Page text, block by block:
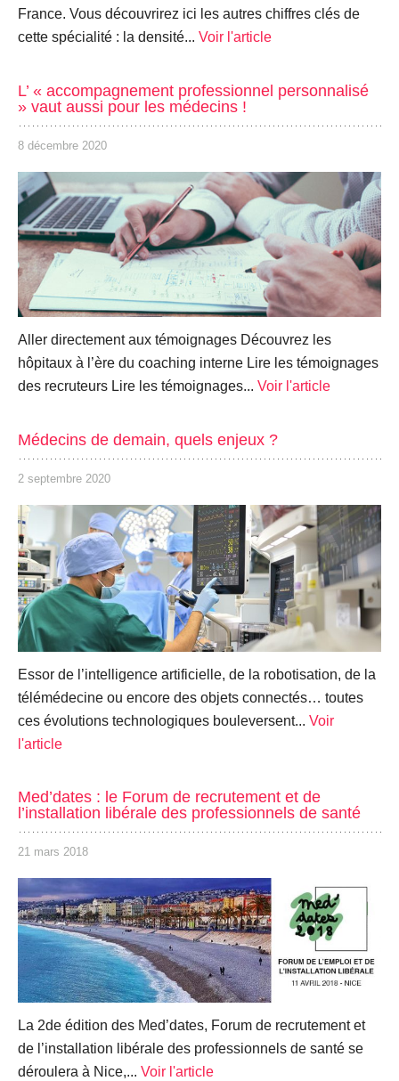
France. Vous découvrirez ici les autres chiffres clés de
cette spécialité : la densité... Voir l'article
L’ « accompagnement professionnel personnalisé
» vaut aussi pour les médecins !
8 décembre 2020
Aller directement aux témoignages Découvrez les
hôpitaux à l’ère du coaching interne Lire les témoignages
des recruteurs Lire les témoignages... Voir l'article
Médecins de demain, quels enjeux ?
2 septembre 2020
Essor de l’intelligence artificielle, de la robotisation, de la
télémédecine ou encore des objets connectés… toutes
ces évolutions technologiques bouleversent... Voir
l'article
Med’dates : le Forum de recrutement et de
l’installation libérale des professionnels de santé
21 mars 2018
La 2de édition des Med’dates, Forum de recrutement et
de l’installation libérale des professionnels de santé se
déroulera à Nice,... Voir l'article